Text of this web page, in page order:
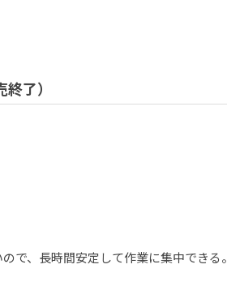
了）
で、長時間安定して作業に集中できる。